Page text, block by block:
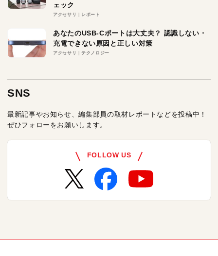
ェック
アクセサリ レポート
あなたのUSB-Cポートは大丈夫？ 認識しない・
充電できない原因と正しい対策
アクセサリ テクノロジー
SNS
最新記事やお知らせ、編集部員の取材レポートなどを投稿中！
ぜひフォローをお願いします。
FOLLOW US